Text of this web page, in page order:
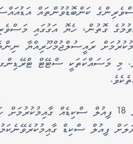
ކަންބޮޑުވުންތައް
ގޮތުން، ހެޔޮ އަގުގައި
ރައީސުލްޖުމްހޫރިއްޔާ
މި މަސައްކަތަކީ ސްޓޭޓް
މި މަސައްކަތުގެ ދަށުން 18 ފިއުލް
ފިއުލް ސްކިޑް